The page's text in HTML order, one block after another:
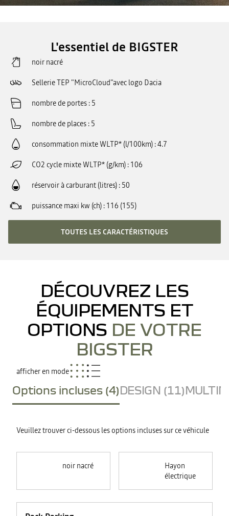
L'essentiel de BIGSTER
noir nacré
Sellerie TEP "MicroCloud"avec logo Dacia
nombre de portes 5
nombre de places 5
consommation mixte WLTP* (l/100km) 4.7
CO2 cycle mixte WLTP* (g/km) 106
réservoir à carburant (litres) 50
puissance maxi kw (ch) 116 (155)
TOUTES LES CARACTÉRISTIQUES
DÉCOUVREZ LES
ÉQUIPEMENTS ET
OPTIONS DE VOTRE
BIGSTER
afficher en mode
Options incluses (4)DESIGN (11)
Veuillez trouver ci-dessous les options incluses sur ce véhicule
noir nacré
Hayon
électrique